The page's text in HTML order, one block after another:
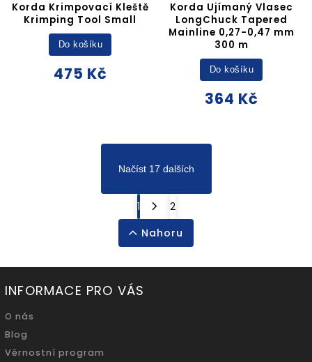
Korda Krimpovací Kleště
Krimping Tool Small
475 Kč
Do košíku
Korda Ujímaný Vlasec
LongChuck Tapered
Mainline 0,27-0,47 mm
300 m
364 Kč
Do košíku
Načíst 17 dalších
1
2
Nahoru
INFORMACE PRO VÁS
O nás
Blog
Věrnostní program